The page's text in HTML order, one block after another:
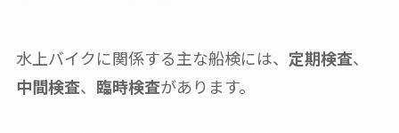
水上バイクに関係する主な船検には、 定期検査、
中間検査、 臨時検査があります。